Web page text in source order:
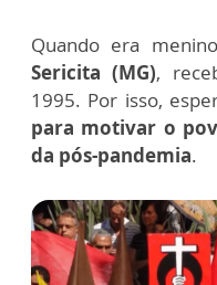
Quando era
Sericita (MG),
1995. Por isso,
para motivar o
da pós-pandemia.